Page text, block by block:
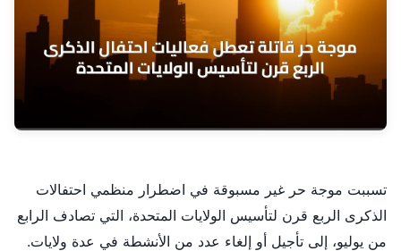
تسببت موجة حر غير مسبوقة في اضطرار منظمي احتفالات
الذكرى الربع قرن لتأسيس الولايات المتحدة، التي تصادف الرابع
من يوليو، إلى تأجيل أو إلغاء عدد من الأنشطة في عدة ولايات.